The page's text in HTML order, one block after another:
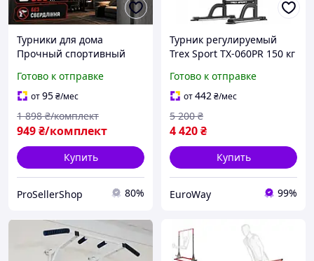
Турники для дома
Прочный спортивный
Турник-комплекс для
подтягиваний и качели
Готово к отправке
от95₴/мес
949₴/комплект
1 898 ₴/комплект
Купить
ProSellerShop 80%
Турник регулируемый
Trex Sport TX-060PR 150 кг
дома
Многофункциональный
турник для дома
Готово к отправке
от442₴/мес
4 420₴
5 200 ₴
Купить
EuroWay 99%